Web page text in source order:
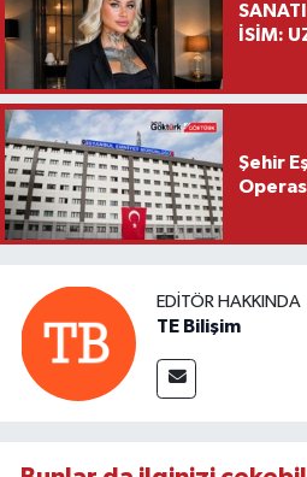
İSİM:
Şehir
EDITÖR HAKKINDA
TE Bilişim